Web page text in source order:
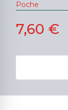
Poche
7,60 €